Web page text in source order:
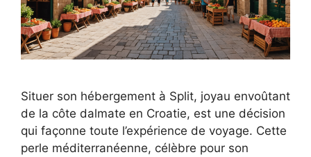
Situer son hébergement à Split, joyau envoûtant
de la côte dalmate en Croatie, est une décision
qui façonne toute l’expérience de voyage. Cette
perle méditerranéenne, célèbre pour son